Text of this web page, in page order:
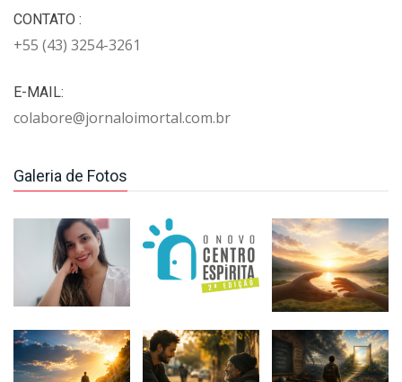
CONTATO :
+55 (43) 3254-3261
E-MAIL:
colabore@jornaloimortal.com.br
Galeria de Fotos